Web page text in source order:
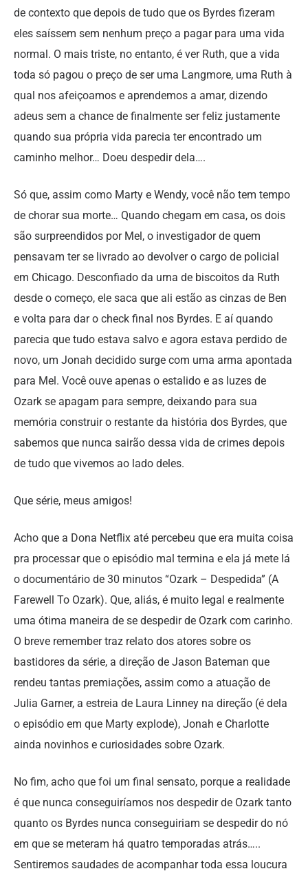
de contexto que depois de tudo que os Byrdes fizeram
eles saíssem sem nenhum preço a pagar para uma vida
normal. O mais triste, no entanto, é ver Ruth, que a vida
toda só pagou o preço de ser uma Langmore, uma Ruth à
qual nos afeiçoamos e aprendemos a amar, dizendo
adeus sem a chance de finalmente ser feliz justamente
quando sua própria vida parecia ter encontrado um
caminho melhor… Doeu despedir dela….
Só que, assim como Marty e Wendy, você não tem tempo
de chorar sua morte… Quando chegam em casa, os dois
são surpreendidos por Mel, o investigador de quem
pensavam ter se livrado ao devolver o cargo de policial
em Chicago. Desconfiado da urna de biscoitos da Ruth
desde o começo, ele saca que ali estão as cinzas de Ben
e volta para dar o check final nos Byrdes. E aí quando
parecia que tudo estava salvo e agora estava perdido de
novo, um Jonah decidido surge com uma arma apontada
para Mel. Você ouve apenas o estalido e as luzes de
Ozark se apagam para sempre, deixando para sua
memória construir o restante da história dos Byrdes, que
sabemos que nunca sairão dessa vida de crimes depois
de tudo que vivemos ao lado deles.
Que série, meus amigos!
Acho que a Dona Netflix até percebeu que era muita coisa
pra processar que o episódio mal termina e ela já mete lá
o documentário de 30 minutos “Ozark – Despedida” (A
Farewell To Ozark). Que, aliás, é muito legal e realmente
uma ótima maneira de se despedir de Ozark com carinho.
O breve remember traz relato dos atores sobre os
bastidores da série, a direção de Jason Bateman que
rendeu tantas premiações, assim como a atuação de
Julia Garner, a estreia de Laura Linney na direção (é dela
o episódio em que Marty explode), Jonah e Charlotte
ainda novinhos e curiosidades sobre Ozark.
No fim, acho que foi um final sensato, porque a realidade
é que nunca conseguiríamos nos despedir de Ozark tanto
quanto os Byrdes nunca conseguiriam se despedir do nó
em que se meteram há quatro temporadas atrás…..
Sentiremos saudades de acompanhar toda essa loucura